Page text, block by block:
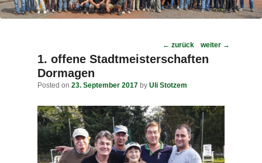
Post
navigation
← zurück weiter →
1. offene Stadtmeisterschaften
Dormagen
Posted on 23. September 2017 by Uli Stotzem